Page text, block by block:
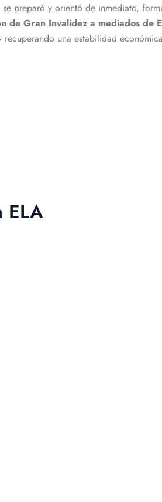
preparó y orientó de inmediato,
de Gran Invalidez a mediados de
una estabilidad
ELA